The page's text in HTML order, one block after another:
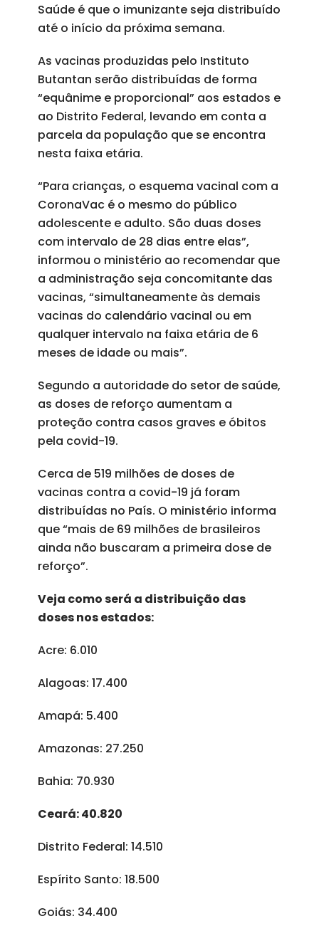
Saúde é que o imunizante seja distribuído
até o início da próxima semana.
As vacinas produzidas pelo Instituto
Butantan serão distribuídas de forma
“equânime e proporcional” aos estados e
ao Distrito Federal, levando em conta a
parcela da população que se encontra
nesta faixa etária.
“Para crianças, o esquema vacinal com a
CoronaVac é o mesmo do público
adolescente e adulto. São duas doses
com intervalo de 28 dias entre elas”,
informou o ministério ao recomendar que
a administração seja concomitante das
vacinas, “simultaneamente às demais
vacinas do calendário vacinal ou em
qualquer intervalo na faixa etária de 6
meses de idade ou mais”.
Segundo a autoridade do setor de saúde,
as doses de reforço aumentam a
proteção contra casos graves e óbitos
pela covid-19.
Cerca de 519 milhões de doses de
vacinas contra a covid-19 já foram
distribuídas no País. O ministério informa
que “mais de 69 milhões de brasileiros
ainda não buscaram a primeira dose de
reforço”.
Veja como será a distribuição das
doses nos estados:
Acre: 6.010
Alagoas: 17.400
Amapá: 5.400
Amazonas: 27.250
Bahia: 70.930
Ceará: 40.820
Distrito Federal: 14.510
Espírito Santo: 18.500
Goiás: 34.400